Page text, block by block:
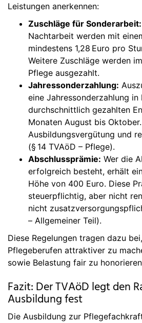
Leistungen anerkennen:
Zuschläge für Sonderarbeit:
Nachtarbeit werden mit
mindestens 1,28 Euro pro
Weitere Zuschläge werden
Pflege ausgezahlt.
Jahressonderzahlung:
eine Jahressonderzahlung in
durchschnittlich gezahlten
Monaten August bis
Ausbildungsvergütung und
(§ 14 TVAöD – Pflege).
Abschlussprämie: Wer die
erfolgreich besteht, erhält
Höhe von 400 Euro. Diese
steuerpflichtig, aber nicht
nicht
– Allgemeiner Teil).
Diese Regelungen tragen dazu
Pflegeberufen attraktiver zu
sowie Belastung fair zu
Fazit: Der TVAöD legt den
Ausbildung fest
Die Ausbildung zur